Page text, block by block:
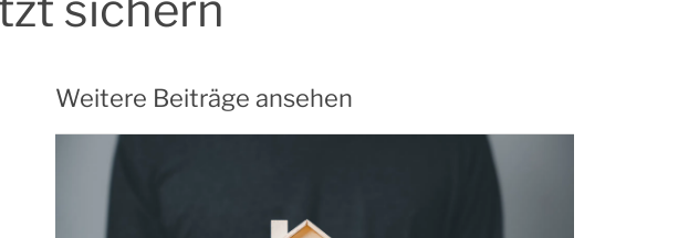
Weitere Beiträge ansehen